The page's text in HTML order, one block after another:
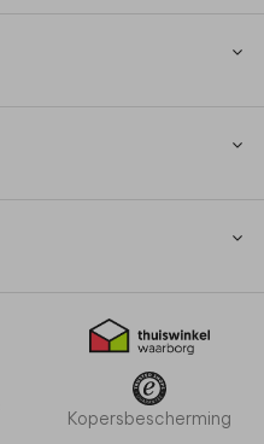
Kopersbescherming